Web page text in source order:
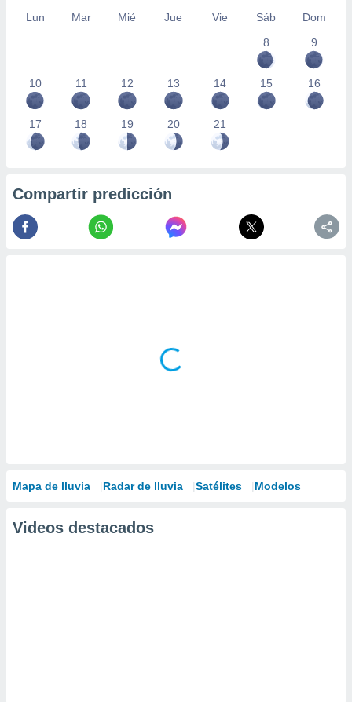
Lun Mar Mié Jue Vie Sáb
Dom
8
9
10 11 12 13 14 15 16
17 18 19 20 21
Compartir predicción
Mapa de lluvia Radar de lluvia Satélites Modelos
Videos destacados